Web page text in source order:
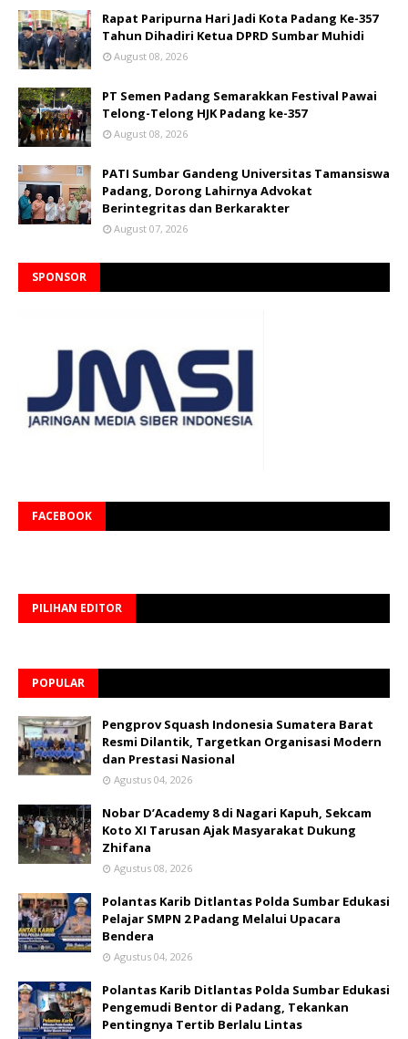
Rapat Paripurna Hari Jadi Kota Padang Ke-357
Tahun Dihadiri Ketua DPRD Sumbar Muhidi
August 08, 2026
PT Semen Padang Semarakkan Festival Pawai
Telong-Telong HJK Padang ke-357
August 08, 2026
PATI Sumbar Gandeng Universitas Tamansiswa
Padang, Dorong Lahirnya Advokat
Berintegritas dan Berkarakter
August 07, 2026
SPONSOR
FACEBOOK
PILIHAN EDITOR
POPULAR
Pengprov Squash Indonesia Sumatera Barat
Resmi Dilantik, Targetkan Organisasi Modern
dan Prestasi Nasional
Agustus 04, 2026
Nobar D’Academy 8 di Nagari Kapuh, Sekcam
Koto XI Tarusan Ajak Masyarakat Dukung
Zhifana
Agustus 08, 2026
Polantas Karib Ditlantas Polda Sumbar Edukasi
Pelajar SMPN 2 Padang Melalui Upacara
Bendera
Agustus 04, 2026
Polantas Karib Ditlantas Polda Sumbar Edukasi
Pengemudi Bentor di Padang, Tekankan
Pentingnya Tertib Berlalu Lintas